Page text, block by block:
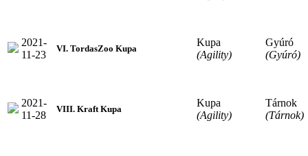
2021-
11-23
VI. TordasZoo Kupa
Kupa
(Agility)
Gyúró
(Gyúró)
2021-
11-28
VIII. Kraft Kupa
Kupa
(Agility)
Tárnok
(Tárnok)